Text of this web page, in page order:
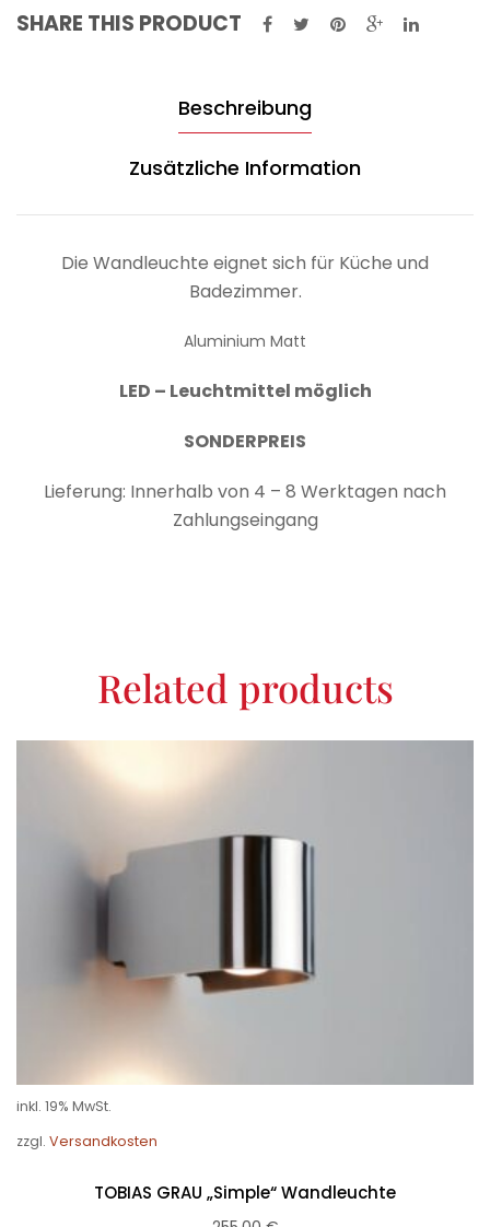
SHARE THIS PRODUCT
Beschreibung
Zusätzliche Information
Die Wandleuchte eignet sich für Küche und
Badezimmer.
Aluminium Matt
LED – Leuchtmittel möglich
SONDERPREIS
Lieferung: Innerhalb von 4 – 8 Werktagen nach
Zahlungseingang
Related products
inkl. 19% MwSt.
zzgl. Versandkosten
TOBIAS GRAU „Simple“ Wandleuchte